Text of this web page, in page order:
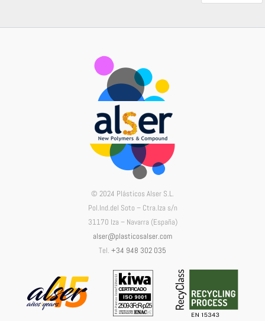
© 2024 Plásticos Alser S.L.
Pol.Ind.del Soto – Ctra.Iza s/n
31170 Iza – Navarra (España)
alser@plasticosalser.com
Tel. +34 948 302 035